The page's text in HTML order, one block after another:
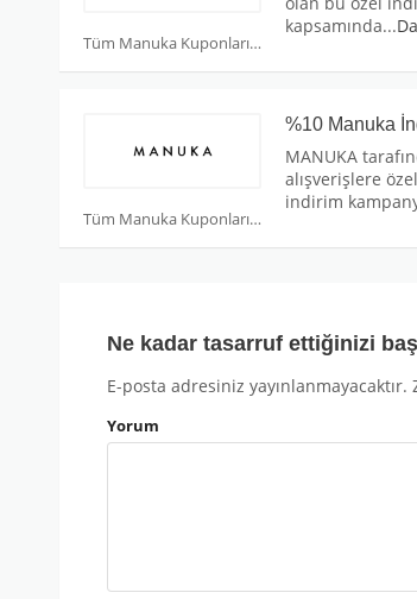
Tüm Manuka Kuponları
kapsamında...
Tüm Manuka Kuponları
%10 Manuka
MANUKA
alışverişlere
indirim
Ne kadar tasarruf ettiğinizi
E-posta adresiniz yayınlanmayacaktır.
Yorum